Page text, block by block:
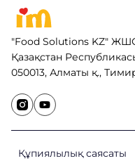
"Food Solutions KZ"
Қазақстан
050013, Алматы қ.,
Құпиялылық саясаты